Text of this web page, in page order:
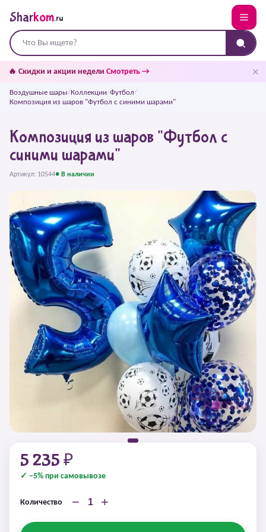
Sharkom.ru
🔥 Скидки и акции недели Смотреть → ✕
Воздушные шары/Коллекции/Футбол/
Композиция из шаров "Футбол с синими шарами"
Композиция из шаров "Футбол с
синими шарами"
Артикул: 10544● В наличии
5 235 ₽
✓ −5% при самовывозе
Количество − +